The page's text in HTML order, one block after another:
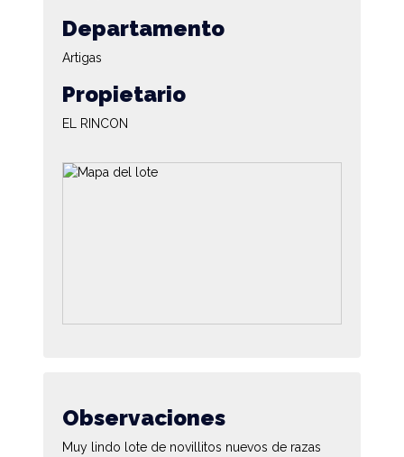
Departamento
Artigas
Propietario
EL RINCON
Observaciones
Muy lindo lote de novillitos nuevos de razas